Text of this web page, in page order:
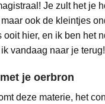
Je zult het je
ook de kleintjes
hier, en ik ben het
vandaag naar je
je oerbron
deze materie, het